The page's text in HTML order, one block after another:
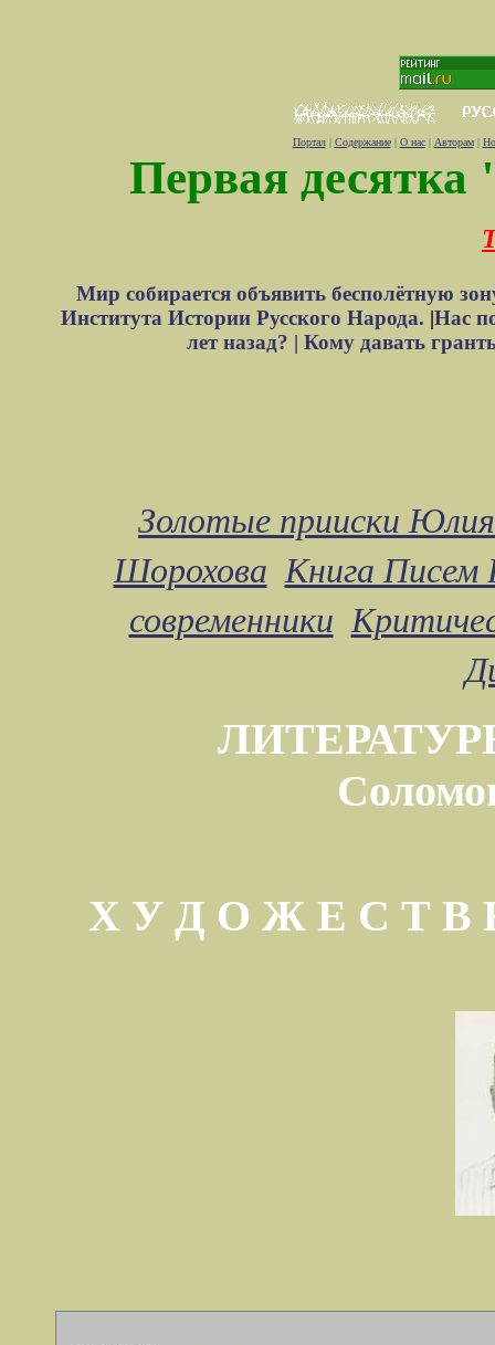
Портал| Содержание| О нас| Авторам|
Первая десятка
Мир собирается объявить бесполётную
Института Истории Русского Народа. |Нас
лет назад? | Кому давать
Золотые прииски
Шорохова Книга Писем
современники
Х У Д О Ж Е С Т